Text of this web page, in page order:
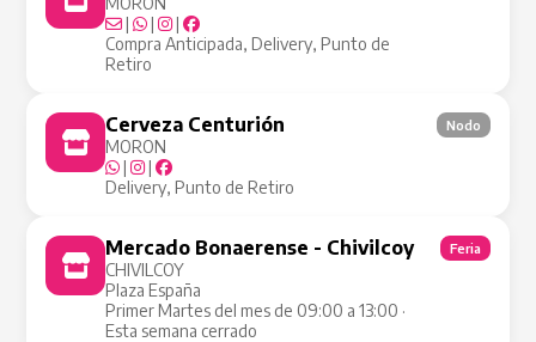
|
|
|
Compra Anticipada, Delivery, Punto de
Retiro
Cerveza Centurión
MORON
|
|
Delivery, Punto de Retiro
Nodo
Mercado Bonaerense - Chivilcoy
CHIVILCOY
Plaza España
Primer Martes del mes de 09:00 a 13:00 ·
Esta semana cerrado
Feria